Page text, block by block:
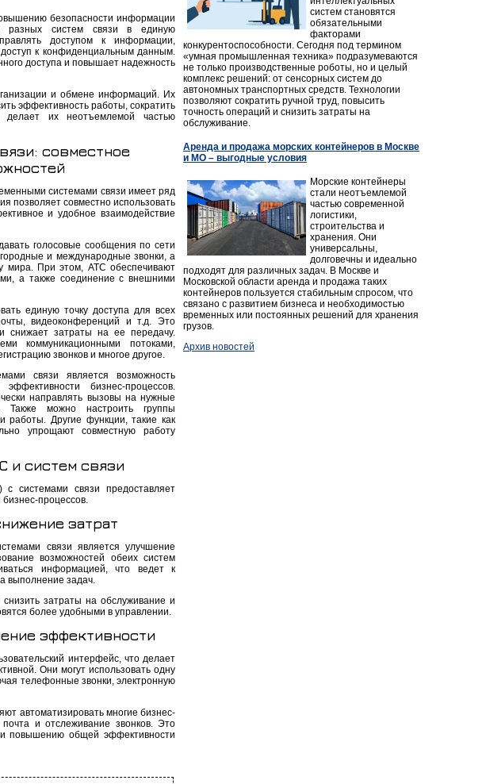
безопасности информации
разных систем связи в единую
доступом к информации,
доступ к конфиденциальным данным.
доступа и повышает надежность
и обмене информаций. Их
эффективность работы, сократить
их неотъемлемой частью
совместное
системами связи имеет ряд
позволяет совместно использовать
и удобное взаимодействие
голосовые сообщения по сети
и международные звонки, а
мира. При этом, АТС обеспечивают
а также соединение с внешними
единую точку доступа для всех
видеоконференций и т.д. Это
снижает затраты на ее передачу.
коммуникационными потоками,
звонков и многое другое.
связи является возможность
бизнес-процессов.
направлять вызовы на нужные
Также можно настроить группы
работы. Другие функции, такие как
упрощают совместную работу
и систем связи
с системами связи предоставляет
процессов.
затрат
связи является улучшение
возможностей обеих систем
информацией, что ведет к
выполнение задач.
затраты на обслуживание и
более удобными в управлении.
эффективности
интерфейс, что делает
Они могут использовать одну
телефонные звонки, электронную
автоматизировать многие бизнес-
и отслеживание звонков. Это
повышению общей эффективности
систем становятся
обязательными
факторами
конкурентоспособности. Сегодня под термином
«умная промышленная техника» подразумеваются
не только производственные роботы, но и целый
комплекс решений: от сенсорных систем до
автономных транспортных средств. Технологии
позволяют сократить ручной труд, повысить
точность операций и снизить затраты на
обслуживание.
Аренда и продажа морских контейнеров в Москве
и МО – выгодные условия
Морские контейнеры
стали неотъемлемой
частью современной
логистики,
строительства и
хранения. Они
универсальны,
долговечны и идеально
подходят для различных задач. В Москве и
Московской области аренда и продажа таких
контейнеров пользуется стабильным спросом, что
связано с развитием бизнеса и необходимостью
временных или постоянных решений для хранения
грузов.
Архив новостей